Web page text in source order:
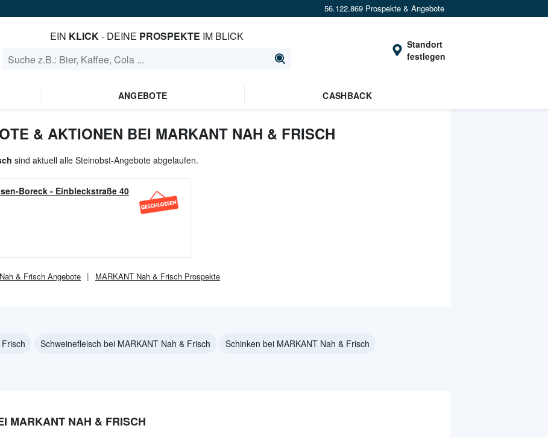
56.122.869 Prospekte & Angebote
EIN KLICK- DEINE PROSPEKTE IM BLICK
Standort
festlegen
ANGEBOTE CASHBACK
& AKTIONEN BEI MARKANT NAH & FRISCH
sind aktuell alle Steinobst-Angebote abgelaufen.
Boreck - Einbleckstraße 40
& Frisch Angebote MARKANT Nah & Frisch Prospekte
Schweinefleisch bei MARKANT Nah & Frisch Schinken bei MARKANT Nah & Frisch
MARKANT NAH & FRISCH